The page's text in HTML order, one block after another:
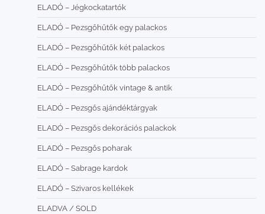
ELADÓ – Jégkockatartók
ELADÓ – Pezsgőhűtők egy palackos
ELADÓ – Pezsgőhűtők két palackos
ELADÓ – Pezsgőhűtők több palackos
ELADÓ – Pezsgőhűtők vintage & antik
ELADÓ – Pezsgős ajándéktárgyak
ELADÓ – Pezsgős dekorációs palackok
ELADÓ – Pezsgős poharak
ELADÓ – Sabrage kardok
ELADÓ – Szivaros kellékek
ELADVA / SOLD